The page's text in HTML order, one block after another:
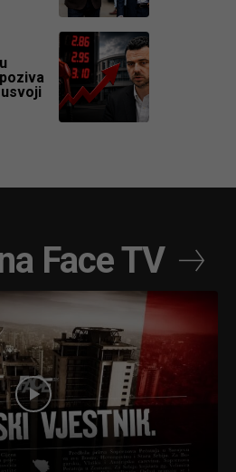
usvoji
Face TV